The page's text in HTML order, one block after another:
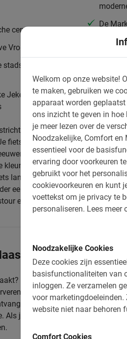
Welkom op onze website!
te maken, gebruiken we
apparaat worden
ons inzicht te geven in hoe
je meer lezen over de
Noodzakelijke, Comfort en
essentieel voor de
ervaring door voorkeuren
gebruikt voor het
cookievoorkeuren en kunt
voettekst om je privacy te
personaliseren. Lees meer
Noodzakelijke Cookies
Deze cookies zijn
basisfunctionaliteiten van
inloggen. Ze verzamelen
voor marketingdoeleinden.
website niet naar behoren
Comfort Cookies
centrum
Vrouwebasiliek
en
Jekerkwartier met
De
De
Plein
Sint
Fietstour neemt de gids je in
fietst in een klein groepje door de
stadspoorten door. De
kleuren van het lokale leven op
langs de meanderende Maas,
een lommerrijke boom goed
en zie de mooiste plekjes van
Fietstour nu
Kom fietsen in dé stad van
doe je veilig en gemakkelijk
direct een bevestiging met
Als je na afloop de fietsen wat